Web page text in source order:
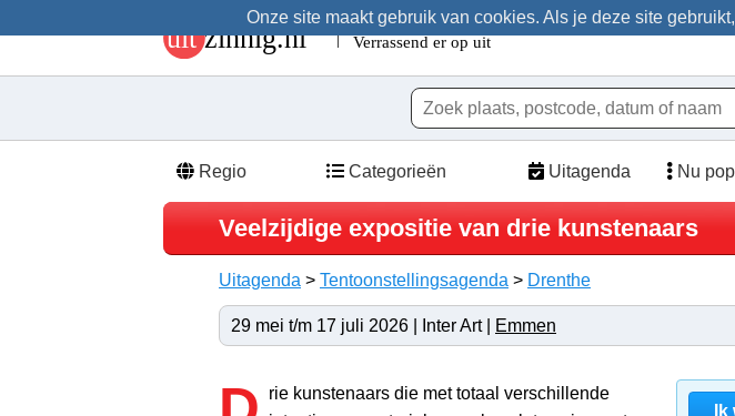
Onze site maakt gebruik van cookies. Als je deze site
Regio Categorieën Uitagenda Nu
Veelzijdige expositie van drie kunstenaars
Uitagenda > Tentoonstellingsagenda > Drenthe
29 mei t/m 17 juli 2026 | Inter Art | Emmen
rie kunstenaars die met totaal verschillende